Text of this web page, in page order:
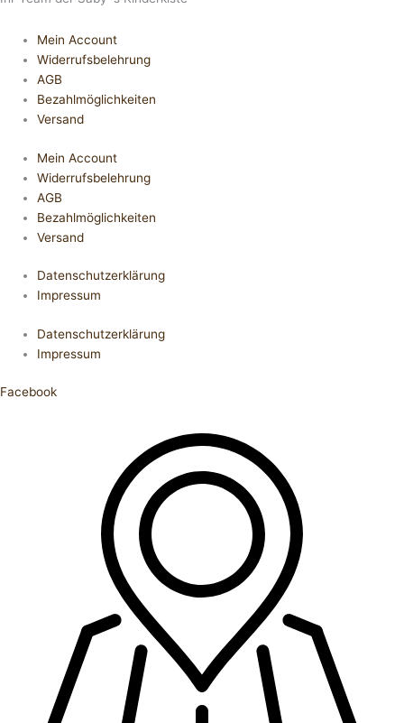
Mein Account
Widerrufsbelehrung
AGB
Bezahlmöglichkeiten
Versand
Mein Account
Widerrufsbelehrung
AGB
Bezahlmöglichkeiten
Versand
Datenschutzerklärung
Impressum
Datenschutzerklärung
Impressum
Facebook